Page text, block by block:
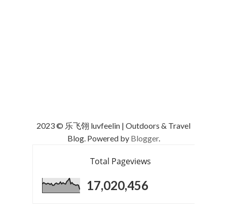
2023 © 乐飞翎 luvfeelin | Outdoors & Travel
Blog. Powered by Blogger.
Total Pageviews
17,020,456